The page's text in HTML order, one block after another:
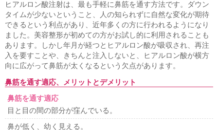
ヒアルロン酸注射は、最も手軽に鼻筋を通す方法です。ダウン
タイムが少ないということ、人の知られずに自然な変化が期待
できるという利点があり、近年多くの方に行われるようになり
ました。美容整形が初めての方がお試し的に利用されることも
あります。しかし年月が経つとヒアルロン酸が吸収され、再注
入を要すことや、きちんと注入しないと、ヒアルロン酸が横方
向に広がって鼻筋が太くなるという欠点があります。
鼻筋を通す適応、メリットとデメリット
鼻筋を通す適応
目と目の間の部分が窪んでいる。
鼻が低く、幼く見える。